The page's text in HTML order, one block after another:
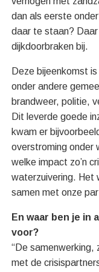
dan als eerste
daar te staan? Daar
dijkdoorbraken bij.
Deze bijeenkomst
onder andere
brandweer, politie,
Dit leverde goede
kwam er
overstroming onder
welke impact zo’n
waterzuivering. Het
samen met onze
En waar ben je in
voor?
“De samenwerking,
met de